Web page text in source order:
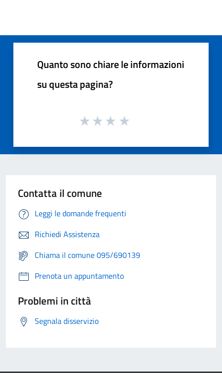
Quanto sono chiare le informazioni
su questa pagina?
Contatta il comune
Leggi le domande frequenti
Richiedi Assistenza
Chiama il comune 095/690139
Prenota un appuntamento
Problemi in città
Segnala disservizio